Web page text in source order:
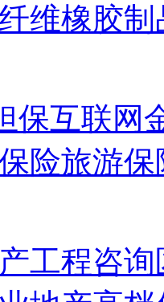
维橡胶制
保互联网
险旅游保
工程咨询